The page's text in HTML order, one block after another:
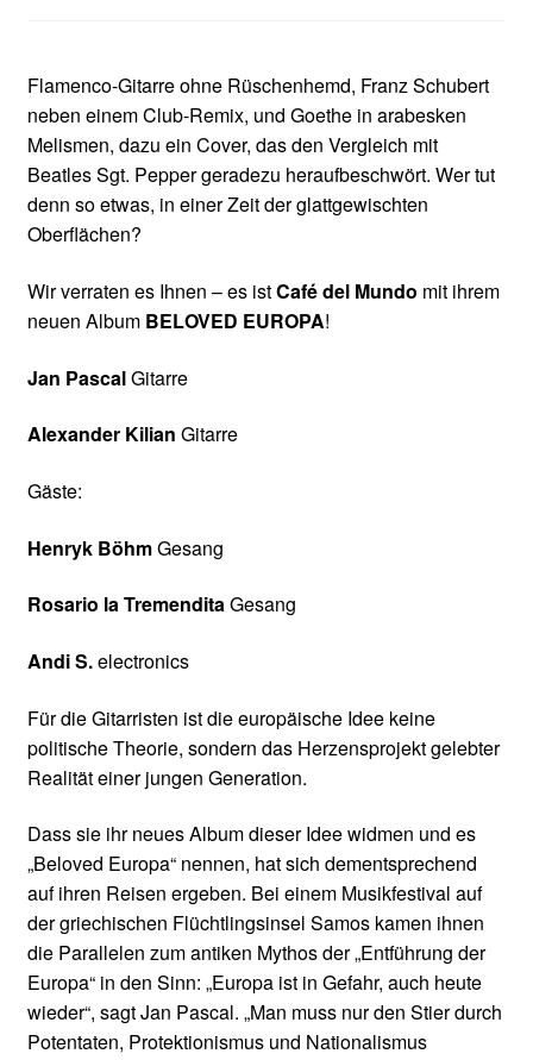
Flamenco-Gitarre ohne Rüschenhemd, Franz Schubert
neben einem Club-Remix, und Goethe in arabesken
Melismen, dazu ein Cover, das den Vergleich mit
Beatles Sgt. Pepper geradezu heraufbeschwört. Wer tut
denn so etwas, in einer Zeit der glattgewischten
Oberflächen?
Wir verraten es Ihnen – es istCafé del Mundo mit ihrem
neuen Album BELOVED EUROPA!
Jan PascalGitarre
Alexander Kilian Gitarre
Gäste:
Henryk BöhmGesang
Rosario la TremenditaGesang
Andi S.electronics
Für die Gitarristen ist die europäische Idee keine
politische Theorie, sondern das Herzensprojekt gelebter
Realität einer jungen Generation.
Dass sie ihr neues Album dieser Idee widmen und es
„Beloved Europa“ nennen, hat sich dementsprechend
auf ihren Reisen ergeben. Bei einem Musikfestival auf
der griechischen Flüchtlingsinsel Samos kamen ihnen
die Parallelen zum antiken Mythos der „Entführung der
Europa“ in den Sinn: „Europa ist in Gefahr, auch heute
wieder“, sagt Jan Pascal. „Man muss nur den Stier durch
Potentaten, Protektionismus und Nationalismus